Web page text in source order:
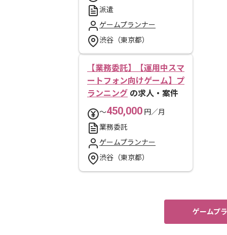
派遣
ゲームプランナー
渋谷（東京都）
【業務委託】【運用中スマ
ートフォン向けゲーム】プ
ランニング の求人・案件
〜450,000 円／月
業務委託
ゲームプランナー
渋谷（東京都）
ゲームプ